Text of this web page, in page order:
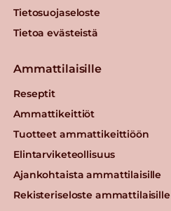
Tietosuojaseloste
Tietoa evästeistä
Ammattilaisille
Reseptit
Ammattikeittiöt
Tuotteet ammattikeittiöön
Elintarviketeollisuus
Ajankohtaista ammattilaisille
Rekisteriseloste ammattilaisille